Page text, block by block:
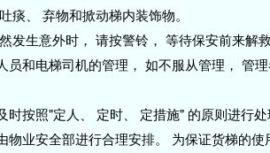
痰、 弃物和掀动梯内装饰物。
发生意外时， 请按警铃， 等待保安前来解
员和电梯司机的管理， 如不服从管理， 管
时按照"定人、 定时、 定措施" 的原则进行处
物业安全部进行合理安排。 为保证货梯的使